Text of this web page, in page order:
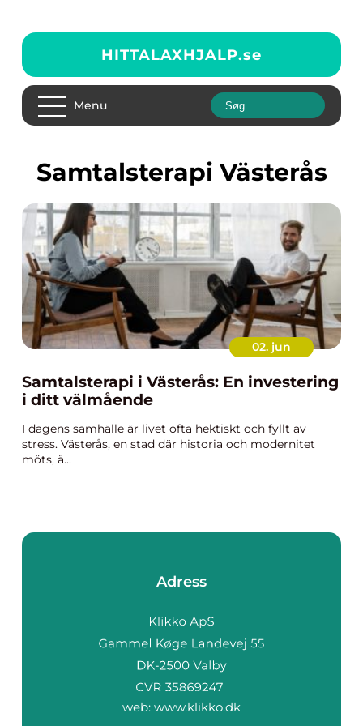
HITTALAXHJALP.se
Menu
Samtalsterapi Västerås
02. jun
Samtalsterapi i Västerås: En investering
i ditt välmående
I dagens samhälle är livet ofta hektiskt och fyllt av
stress. Västerås, en stad där historia och modernitet
möts, ä...
Adress
web: www.klikko.dk